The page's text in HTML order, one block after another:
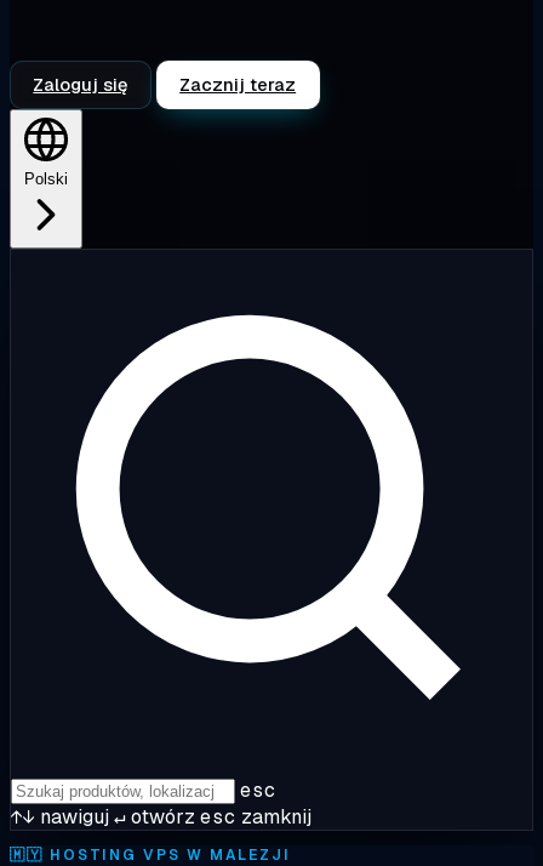
Zaloguj się Zacznij teraz
Polski
esc
↑↓ nawiguj↵otwórz esc zamknij
🇲🇾 HOSTING VPS W MALEZJI